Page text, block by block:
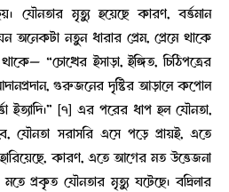
যৌনতার মৃত্যু হয়েছে কারণ, বর্ত্তমান
অনেকটা নতুন ধারার প্রেম, প্রেমে থাকে
“চোখের ইসাড়া, ইঙ্গিত, চিঠিপত্রের
গুরুজনের দৃষ্টির আড়ালে কপোল
ইত্যাদি।” [৭] এর পরের ধাপ হল যৌনতা,
যৌনতা সরাসরি এসে পড়ে প্রায়ই, এতে
কারণ, এতে আগের মত উত্তেজনা
প্রকৃত যৌনতার মৃত্যু ঘটেছে। বদ্রিলার